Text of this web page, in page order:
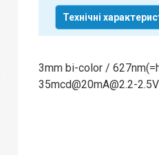
Технічні
3mm bi-color /
35mcd@20mA@2.2-